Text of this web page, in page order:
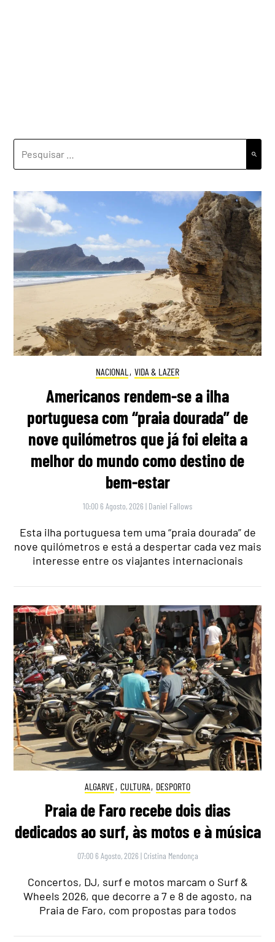
POR:
NACIONAL , VIDA & LAZER
Americanos rendem-se a ilha
portuguesa com “praia dourada” de
nove quilómetros que já foi eleita a
melhor do mundo como destino de
bem-estar
10:00 6 Agosto, 2026 | Daniel Fallows
Esta ilha portuguesa tem uma “praia dourada” de
nove quilómetros e está a despertar cada vez mais
interesse entre os viajantes internacionais
ALGARVE, CULTURA, DESPORTO
Praia de Faro recebe dois dias
dedicados ao surf, às motos e à música
07:00 6 Agosto, 2026 | Cristina Mendonça
Concertos, DJ, surf e motos marcam o Surf &
Wheels 2026, que decorre a 7 e 8 de agosto, na
Praia de Faro, com propostas para todos